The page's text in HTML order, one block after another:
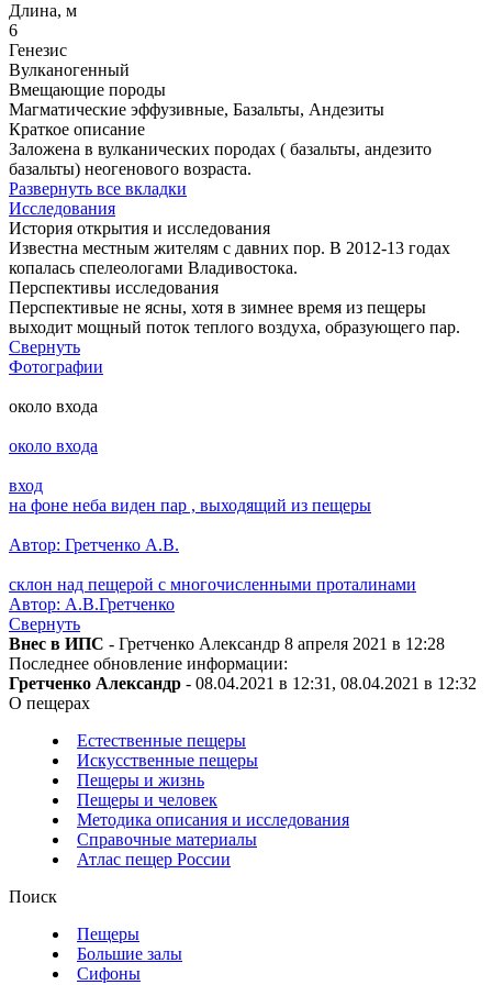
Длина, м
6
Генезис
Вулканогенный
Вмещающие породы
Магматические эффузивные, Базальты, Андезиты
Краткое описание
Заложена в вулканических породах ( базальты, андезито
базальты) неогенового возраста.
Развернуть все вкладки
Исследования
История открытия и исследования
Известна местным жителям с давних пор. В 2012-13 годах
копалась спелеологами Владивостока.
Перспективы исследования
Перспективые не ясны, хотя в зимнее время из пещеры
выходит мощный поток теплого воздуха, образующего пар.
Свернуть
Фотографии
около входа
около входа
вход
на фоне неба виден пар , выходящий из пещеры
Автор: Гретченко А.В.
склон над пещерой с многочисленными проталинами
Автор: А.В.Гретченко
Свернуть
Внес в ИПС - Гретченко Александр 8 апреля 2021 в 12:28
Последнее обновление информации:
Гретченко Александр - 08.04.2021 в 12:31, 08.04.2021 в 12:32
О пещерах
Естественные пещеры
Искусственные пещеры
Пещеры и жизнь
Пещеры и человек
Методика описания и исследования
Справочные материалы
Атлас пещер России
Поиск
Пещеры
Большие залы
Сифоны